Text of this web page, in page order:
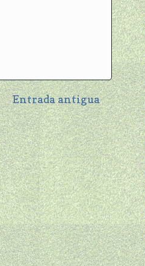
Entrada antigua